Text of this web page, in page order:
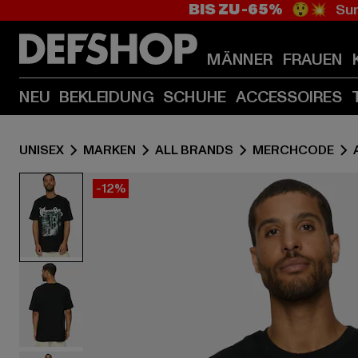
BIS ZU -65% 😲💥
MÄNNER FRAUEN
NEU BEKLEIDUNG SCHUHE ACCESSOIRES
UNISEX MARKEN ALL BRANDS MERCHCODE
-12%